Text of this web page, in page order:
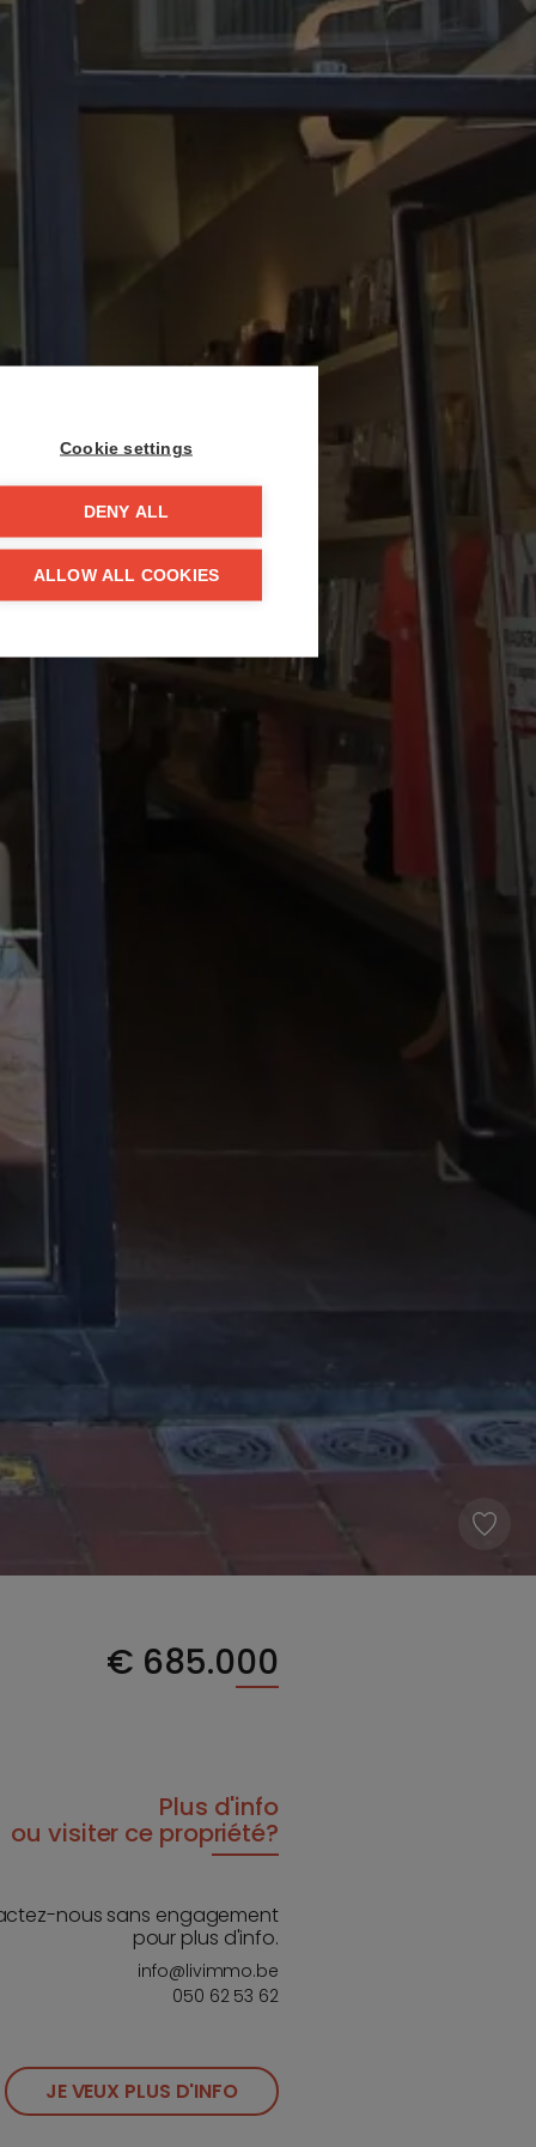
€ 685.000
Plus d'info
ou visiter ce propriété?
nous sans engagement
pour plus d'info.
info@livimmo.be
050 62 53 62
JE VEUX PLUS D'INFO
Cookie settings
DENY ALL
ALLOW ALL COOKIES